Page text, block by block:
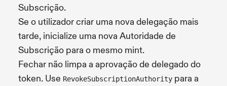
Subscrição.
Se o utilizador criar uma nova delegação mais
tarde, inicialize uma nova Autoridade de
Subscrição para o mesmo mint.
Fechar não limpa a aprovação de delegado do
token. Use RevokeSubscriptionAuthority para a